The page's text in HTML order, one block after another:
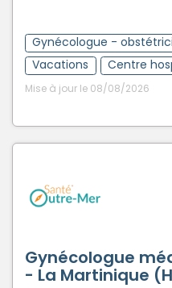
Gynécologue -
Vacations
Centre
Mise à jour le 08/08/2026
Gynécologue
- La Martinique